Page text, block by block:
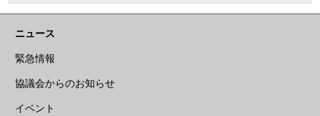
ニュース
緊急情報
協議会からのお知らせ
イベント